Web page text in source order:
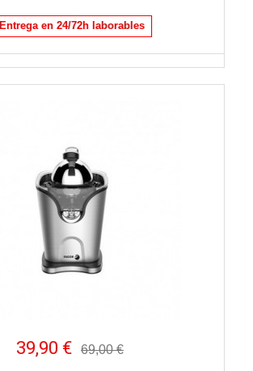
Entrega en 24/72h laborables
39,90 € 69,00 €